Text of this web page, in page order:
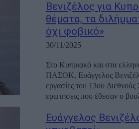
Βενιζέλος για
θέματα, τα
όχι φοβικό»
30/11/2025
Στο Κυπριακό και στα
ΠΑΣΟΚ, Ευάγγελος
εργασίες του 13ου
ερωτήσεις που έθεσαν ο
Ευάγγελος